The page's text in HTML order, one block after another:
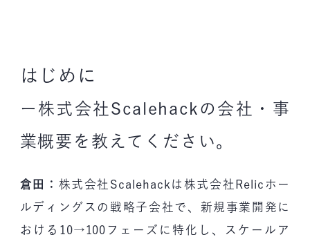
はじめに
ー株式会社Scalehackの会社・事
業概要を教えてください。
倉田： 株式会社Scalehackは株式会社Relicホー
ルディングスの戦略子会社で、新規事業開発に
おける10→100フェーズに特化し、スケールア